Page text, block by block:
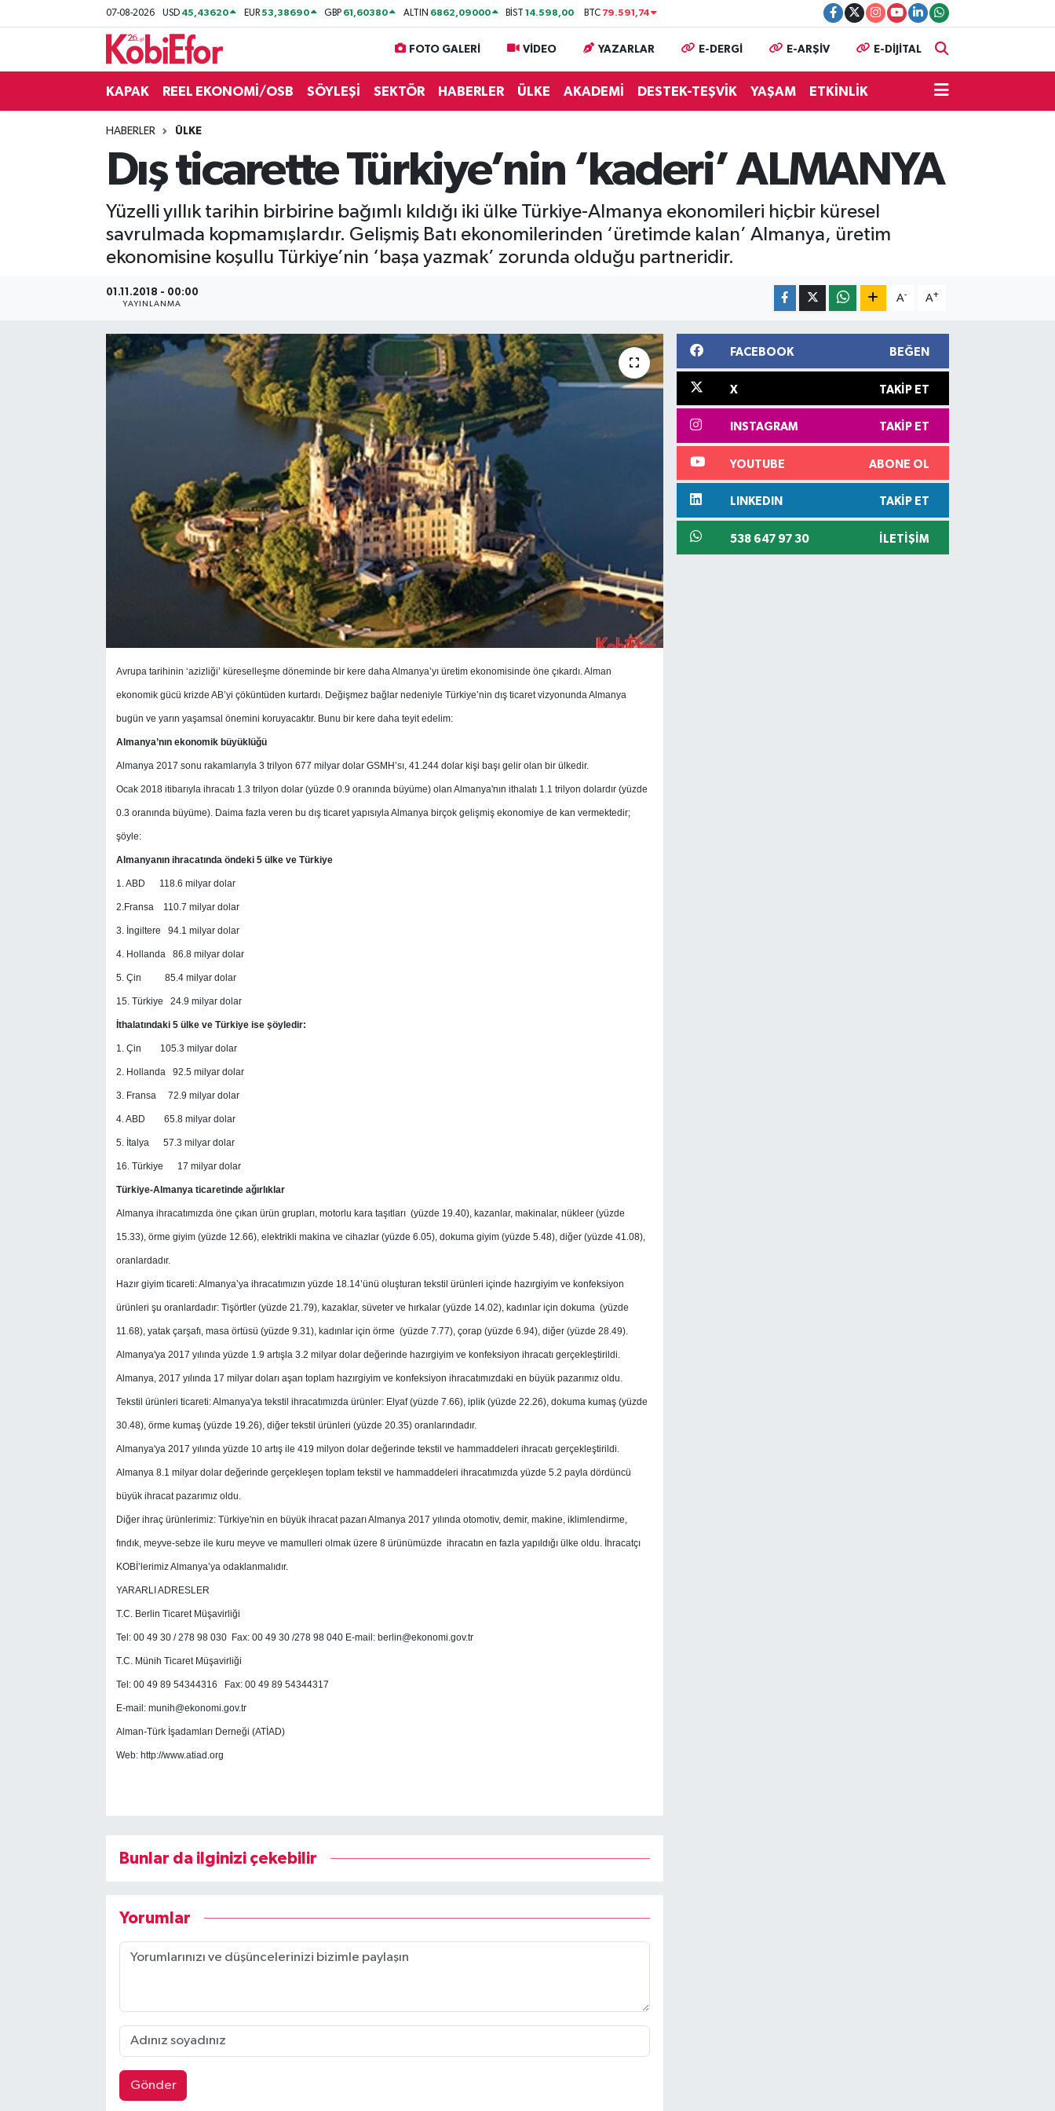
07-08-2026 USD 45,43620 EUR53,38690 GBP 61,60380 ALTIN 6862,09000 BİST14.598,00 BTC 79.591,74
FOTO GALERİ VİDEO YAZARLAR E-DERGİ E-ARŞİV E-DİJİTAL
KAPAK REEL EKONOMİ/OSB SÖYLEŞİ SEKTÖR HABERLER ÜLKE AKADEMİ DESTEK-TEŞVİK YAŞAM ETKİNLİK
HABERLER ÜLKE
Dış ticarette Türkiye’nin ‘kaderi’ ALMANYA
Yüzelli yıllık tarihin birbirine bağımlı kıldığı iki ülke Türkiye-Almanya ekonomileri hiçbir küresel
savrulmada kopmamışlardır. Gelişmiş Batı ekonomilerinden ‘üretimde kalan’ Almanya, üretim
ekonomisine koşullu Türkiye’nin ‘başa yazmak’ zorunda olduğu partneridir.
01.11.2018 - 00:00
YAYINLANMA
A- A+
Avrupa tarihinin ‘azizliği’ küreselleşme döneminde bir kere daha Almanya’yı üretim ekonomisinde öne çıkardı. Alman
ekonomik gücü krizde AB’yi çöküntüden kurtardı. Değişmez bağlar nedeniyle Türkiye’nin dış ticaret vizyonunda Almanya
bugün ve yarın yaşamsal önemini koruyacaktır. Bunu bir kere daha teyit edelim:
Almanya’nın ekonomik büyüklüğü
Almanya 2017 sonu rakamlarıyla 3 trilyon 677 milyar dolar GSMH’sı, 41.244 dolar kişi başı gelir olan bir ülkedir.
Ocak 2018 itibarıyla ihracatı 1.3 trilyon dolar (yüzde 0.9 oranında büyüme) olan Almanya'nın ithalatı 1.1 trilyon dolardır (yüzde
0.3 oranında büyüme). Daima fazla veren bu dış ticaret yapısıyla Almanya birçok gelişmiş ekonomiye de kan vermektedir;
şöyle:
Almanyanın ihracatında öndeki 5 ülke ve Türkiye
1. ABD 118.6 milyar dolar
2.Fransa 110.7 milyar dolar
3. İngiltere 94.1 milyar dolar
4. Hollanda 86.8 milyar dolar
5. Çin 85.4 milyar dolar
15. Türkiye 24.9 milyar dolar
İthalatındaki 5 ülke ve Türkiye ise şöyledir:
1. Çin 105.3 milyar dolar
2. Hollanda 92.5 milyar dolar
3. Fransa 72.9 milyar dolar
4. ABD 65.8 milyar dolar
5. İtalya 57.3 milyar dolar
16. Türkiye 17 milyar dolar
Türkiye-Almanya ticaretinde ağırlıklar
Almanya ihracatımızda öne çıkan ürün grupları, motorlu kara taşıtları (yüzde 19.40), kazanlar, makinalar, nükleer (yüzde
15.33), örme giyim (yüzde 12.66), elektrikli makina ve cihazlar (yüzde 6.05), dokuma giyim (yüzde 5.48), diğer (yüzde 41.08),
oranlardadır.
Hazır giyim ticareti: Almanya’ya ihracatımızın yüzde 18.14’ünü oluşturan tekstil ürünleri içinde hazırgiyim ve konfeksiyon
ürünleri şu oranlardadır: Tişörtler (yüzde 21.79), kazaklar, süveter ve hırkalar (yüzde 14.02), kadınlar için dokuma (yüzde
11.68), yatak çarşafı, masa örtüsü (yüzde 9.31), kadınlar için örme (yüzde 7.77), çorap (yüzde 6.94), diğer (yüzde 28.49).
Almanya'ya 2017 yılında yüzde 1.9 artışla 3.2 milyar dolar değerinde hazırgiyim ve konfeksiyon ihracatı gerçekleştirildi.
Almanya, 2017 yılında 17 milyar doları aşan toplam hazırgiyim ve konfeksiyon ihracatımızdaki en büyük pazarımız oldu.
Tekstil ürünleri ticareti: Almanya'ya tekstil ihracatımızda ürünler: Elyaf (yüzde 7.66), iplik (yüzde 22.26), dokuma kumaş (yüzde
30.48), örme kumaş (yüzde 19.26), diğer tekstil ürünleri (yüzde 20.35) oranlarındadır.
Almanya'ya 2017 yılında yüzde 10 artış ile 419 milyon dolar değerinde tekstil ve hammaddeleri ihracatı gerçekleştirildi.
Almanya 8.1 milyar dolar değerinde gerçekleşen toplam tekstil ve hammaddeleri ihracatımızda yüzde 5.2 payla dördüncü
büyük ihracat pazarımız oldu.
Diğer ihraç ürünlerimiz: Türkiye'nin en büyük ihracat pazarı Almanya 2017 yılında otomotiv, demir, makine, iklimlendirme,
fındık, meyve-sebze ile kuru meyve ve mamulleri olmak üzere 8 ürünümüzde ihracatın en fazla yapıldığı ülke oldu. İhracatçı
KOBİ’lerimiz Almanya’ya odaklanmalıdır.
YARARLI ADRESLER
T.C. Berlin Ticaret Müşavirliği
Tel: 00 49 30 / 278 98 030 Fax: 00 49 30 /278 98 040 E-mail: berlin@ekonomi.gov.tr
T.C. Münih Ticaret Müşavirliği
Tel: 00 49 89 54344316 Fax: 00 49 89 54344317
E-mail: munih@ekonomi.gov.tr
Alman-Türk İşadamları Derneği (ATİAD)
Web: http://www.atiad.org
Bunlar da ilginizi çekebilir
Yorumlar
Gönder
FACEBOOK BEĞEN
X TAKIP ET
INSTAGRAM TAKIP ET
YOUTUBE ABONE OL
LINKEDIN TAKIP ET
538 647 97 30 İLETIŞIM
BİLİŞİM PANO
HABERLER